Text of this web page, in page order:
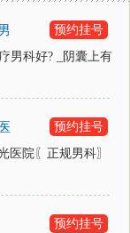
预约挂号
男科好? _阴囊上有
预约挂号
医院〖正规男科〗
预约挂号